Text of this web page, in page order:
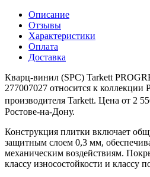
Описание
Отзывы
Характеристики
Оплата
Доставка
Кварц-винил (SPC) Tarkett
277007027 относится к
производителя Tarkett. Цена от 2
Ростове-на-Дону.
Конструкция плитки включает
защитным слоем 0,3 мм,
механическим воздействиям.
классу износостойкости и классу